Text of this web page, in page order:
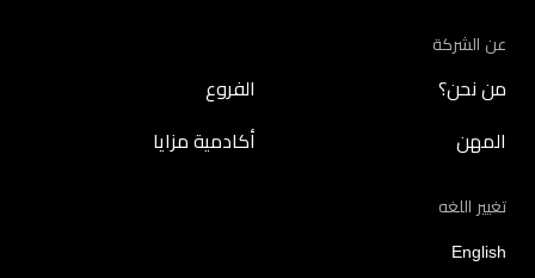
عن الشركة
من نحن؟ الفروع
المهن أكادمية مزايا
تغيير اللغه
English